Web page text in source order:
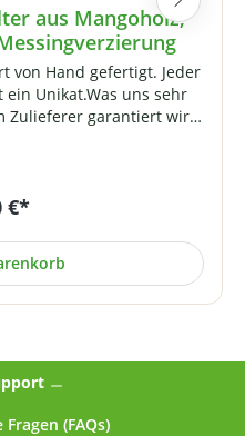
aus Mangoholz,
von Hand gefertigt. Jeder
Unikat.Was uns sehr
Zulieferer garantiert wird,
Produkt daher einer
Falls Sie ein
wünschen, werden wir
€*
(FAQs)